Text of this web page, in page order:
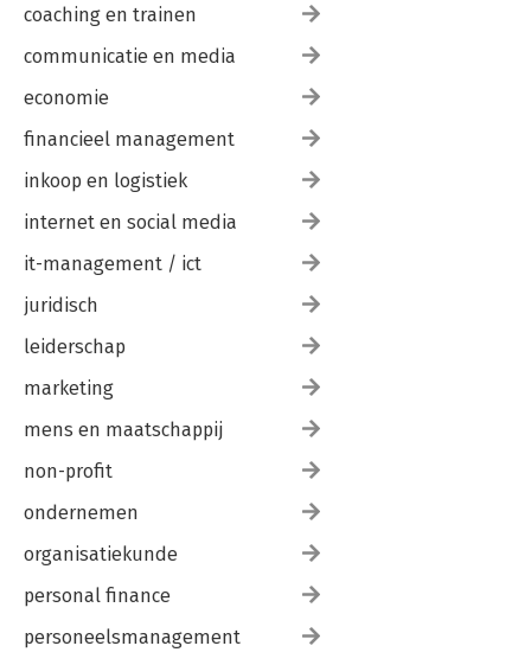
9.3 De fases van een online bijeenkomst 118
10 Je spanning de baas 121
10.2 Een andere kijk op spanning 122
10.3 Praktische ontspanningstips 123
10.4 De kracht van openheid en kwetsbaarheid 126
10.5 Ontdek jouw inspiratiebronnen 127
10.6 Tot slot 128
coaching en trainen
communicatie en media
economie
financieel management
inkoop en logistiek
internet en social media
it-management / ict
juridisch
leiderschap
marketing
mens en maatschappij
non-profit
ondernemen
organisatiekunde
personal finance
personeelsmanagement